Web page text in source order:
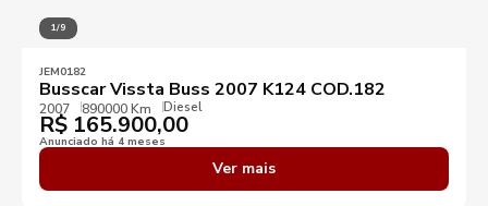
1/9
JEM0182
Busscar Vissta Buss 2007 K124 COD.182
2007 890000 Km Diesel
R$ 165.900,00
Anunciado há 4 meses
Ver mais